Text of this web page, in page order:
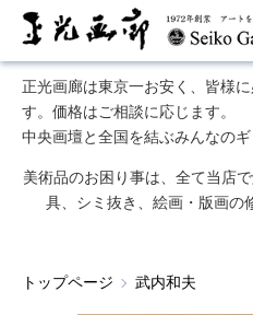
正光画廊は東京一お安く、皆様
す。価格はご相談に応じます。
中央画壇と全国を結ぶみんなのギ
美術品のお困り事は、全て当店
具、シミ抜き、絵画・版画の
トップページ 武内和夫